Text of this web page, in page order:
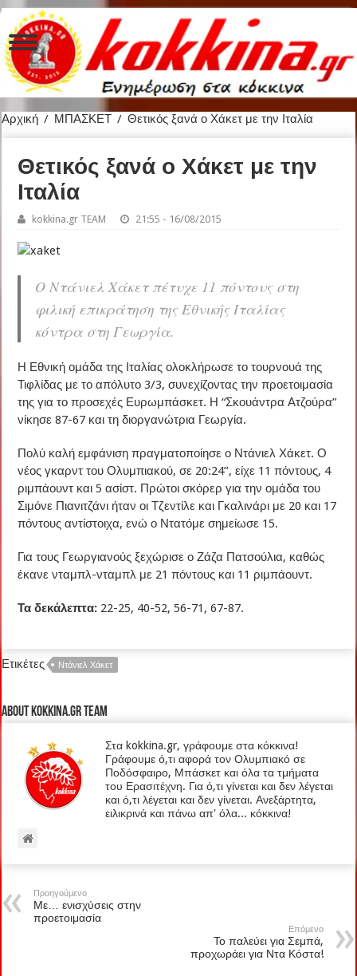
Αρχική / ΜΠΑΣΚΕΤ / Θετικός ξανά ο Χάκετ με την Ιταλία
Θετικός ξανά ο Χάκετ με την
Ιταλία
kokkina.gr TEAM 21:55 - 16/08/2015
Ο Ντάνιελ Χάκετ πέτυχε 11 πόντους στη
φιλική επικράτηση της Εθνικής Ιταλίας
κόντρα στη Γεωργία.
Η Εθνική ομάδα της Ιταλίας ολοκλήρωσε το τουρνουά της
Τιφλίδας με το απόλυτο 3/3, συνεχίζοντας την προετοιμασία
της για το προσεχές Ευρωμπάσκετ. Η “Σκουάντρα Ατζούρα”
νίκησε 87-67 και τη διοργανώτρια Γεωργία.
Πολύ καλή εμφάνιση πραγματοποίησε ο Ντάνιελ Χάκετ. Ο
νέος γκαρντ του Ολυμπιακού, σε 20:24’’, είχε 11 πόντους, 4
ριμπάουντ και 5 ασίστ. Πρώτοι σκόρερ για την ομάδα του
Σιμόνε Πιανιτζάνι ήταν οι Τζεντίλε και Γκαλινάρι με 20 και 17
πόντους αντίστοιχα, ενώ ο Ντατόμε σημείωσε 15.
Για τους Γεωργιανούς ξεχώρισε ο Ζάζα Πατσούλια, καθώς
έκανε νταμπλ-νταμπλ με 21 πόντους και 11 ριμπάουντ.
Τα δεκάλεπτα: 22-25, 40-52, 56-71, 67-87.
Ετικέτες Ντάνιελ Χάκετ
About kokkina.gr TEAM
Στα kokkina.gr, γράφουμε στα κόκκινα!
Γράφουμε ό,τι αφορά τον Ολυμπιακό σε
Ποδόσφαιρο, Μπάσκετ και όλα τα τμήματα
του Ερασιτέχνη. Για ό,τι γίνεται και δεν λέγεται
και ό,τι λέγεται και δεν γίνεται. Ανεξάρτητα,
ειλικρινά και πάνω απ' όλα... κόκκινα!
Προηγούμενο
Με… ενισχύσεις στην
προετοιμασία
Επόμενο
Το παλεύει για Σεμπά,
προχωράει για Ντα Κόστα!